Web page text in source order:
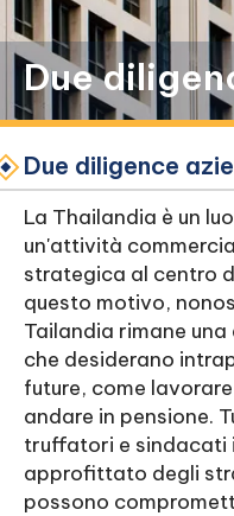
Due
Due diligence
La Thailandia è un
un'attività
strategica al centro
questo motivo,
Tailandia rimane
che desiderano
future, come
andare in pensione.
truffatori e sindacati
approfittato degli
possono